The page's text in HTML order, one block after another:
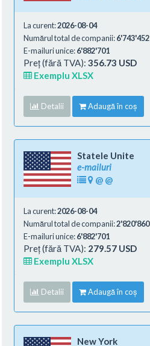
La curent:2026-08-04
Numărul total de companii:6'743'452
E-mailuri unice:6'882'701
Preț (fără TVA): 356.73 USD
Exemplu XLSX
Detalii Adaugă în coș
Statele Unite
e-mailuri
@ @
La curent:2026-08-04
Numărul total de companii:2'820'860
E-mailuri unice:6'882'701
Preț (fără TVA): 279.57 USD
Exemplu XLSX
Detalii Adaugă în coș
New York